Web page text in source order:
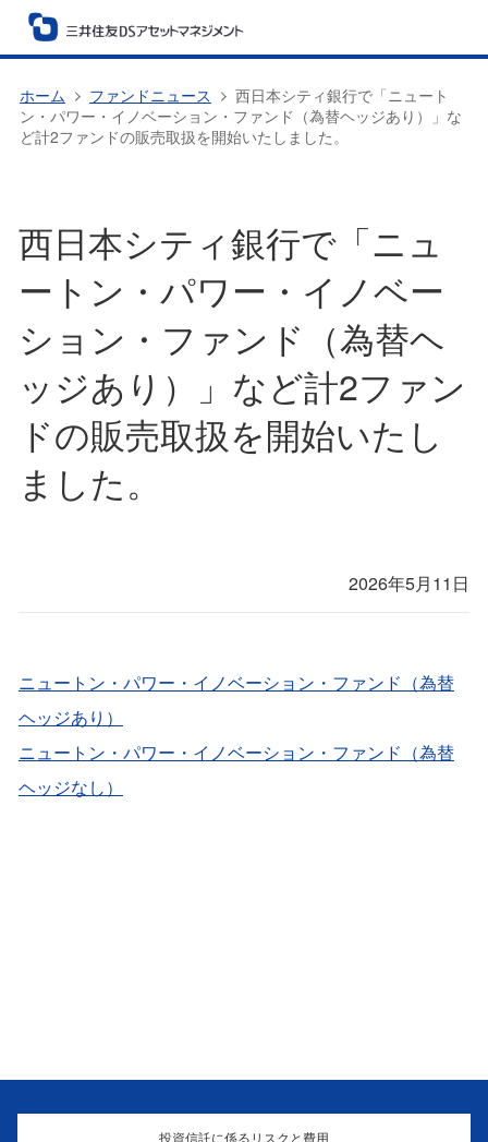
ホーム ファンドニュース
西日本シティ銀行で「ニュート
ン・パワー・イノベーション・ファンド（為替ヘッジあり）」な
ど計2ファンドの販売取扱を開始いたしました。
西日本シティ銀行で「ニュ
ートン・パワー・イノベー
ション・ファンド（為替ヘ
ッジあり）」など計2ファン
ドの販売取扱を開始いたし
ました。
2026年5月11日
ニュートン・パワー・イノベーション・ファンド（為替
ヘッジあり）
ニュートン・パワー・イノベーション・ファンド（為替
ヘッジなし）
投資信託に係るリスクと費用